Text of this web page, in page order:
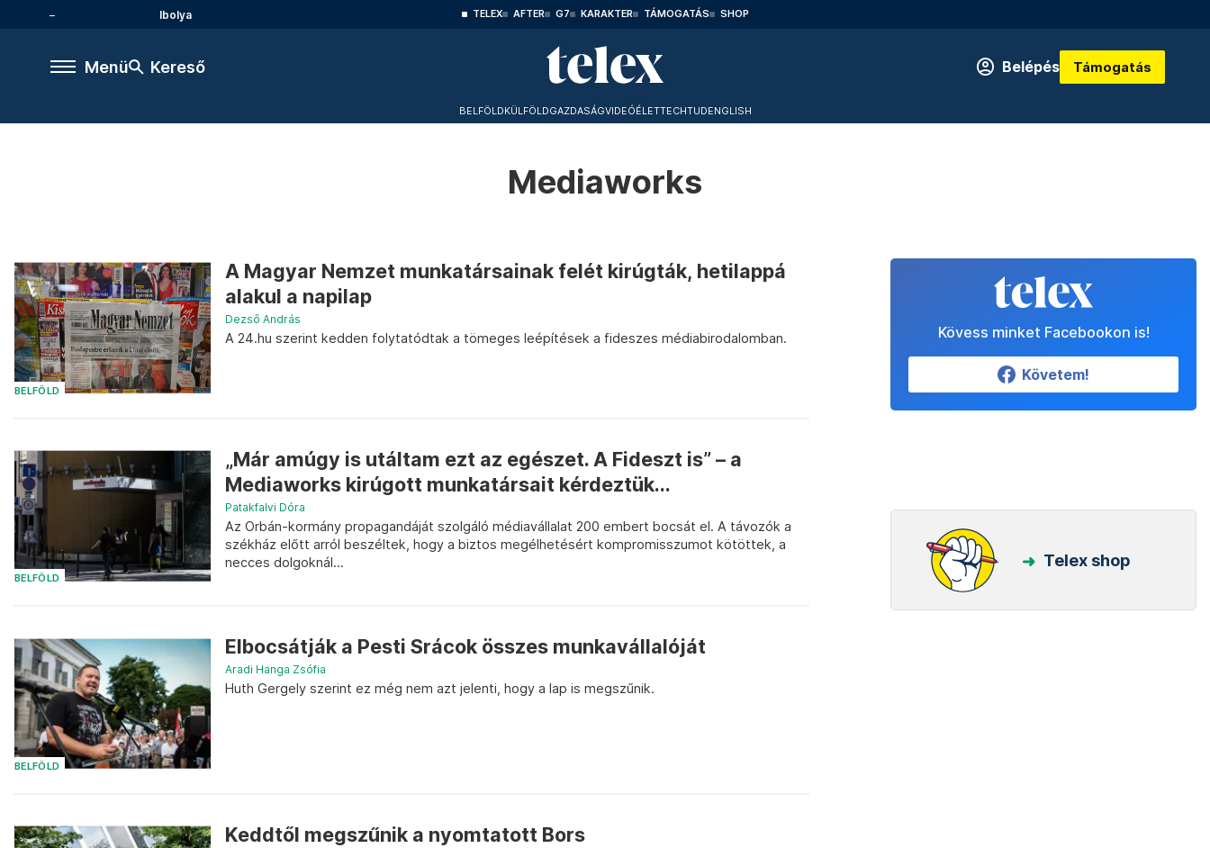
Ibolya TELEX AFTER G7 KARAKTER TÁMOGATÁS SHOP
Menü Kereső Belépés Támogatás
BELFÖLDKÜLFÖLDGAZDASÁGVIDEÓÉLETTECHTUDENGLISH
Mediaworks
BELFÖLD
A Magyar Nemzet munkatársainak felét kirúgták, hetilappá
alakul a napilap
Dezső András
A 24.hu szerint kedden folytatódtak a tömeges leépítések a fideszes médiabirodalomban.
BELFÖLD
„Már amúgy is utáltam ezt az egészet. A Fideszt is” – a
Mediaworks kirúgott munkatársait kérdeztük...
Patakfalvi Dóra
Az Orbán-kormány propagandáját szolgáló médiavállalat 200 embert bocsát el. A távozók a
székház előtt arról beszéltek, hogy a biztos megélhetésért kompromisszumot kötöttek, a
necces dolgoknál...
BELFÖLD
Elbocsátják a Pesti Srácok összes munkavállalóját
Aradi Hanga Zsófia
Huth Gergely szerint ez még nem azt jelenti, hogy a lap is megszűnik.
Keddtől megszűnik a nyomtatott Bors
Kövess minket Facebookon is!
Követem!
Telex shop